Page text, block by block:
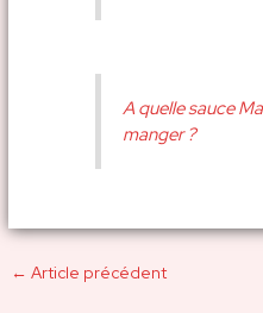
A quelle sauce
manger ?
← Article précédent